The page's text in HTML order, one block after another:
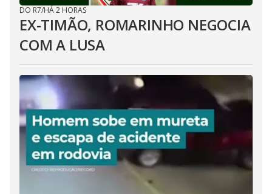
DO R7/HÁ 2 HORAS
EX-TIMÃO, ROMARINHO NEGOCIA
COM A LUSA